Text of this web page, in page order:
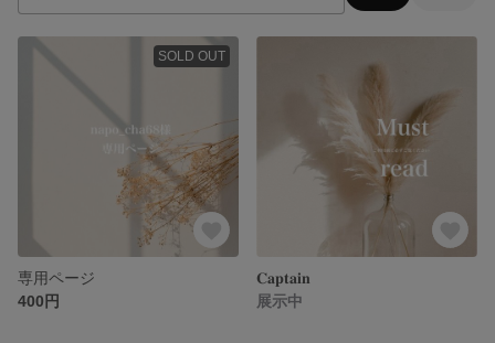
SOLD OUT
専用ページ
400円
𝐂𝐚𝐩𝐭𝐚𝐢𝐧
展示中